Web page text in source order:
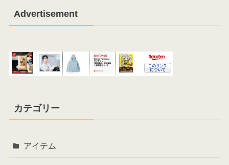
Advertisement
カテゴリー
アイテム